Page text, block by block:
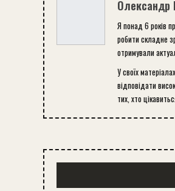
Олександр
Я понад 6 років
робити складне
отримували
У своїх
відповідати
тих, хто